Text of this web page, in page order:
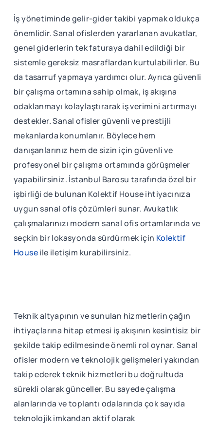
İş yönetiminde gelir-gider takibi yapmak oldukça
önemlidir. Sanal ofislerden yararlanan avukatlar,
genel giderlerin tek faturaya dahil edildiği bir
sistemle gereksiz masraflardan kurtulabilirler. Bu
da tasarruf yapmaya yardımcı olur. Ayrıca güvenli
bir çalışma ortamına sahip olmak, iş akışına
odaklanmayı kolaylaştırarak iş verimini artırmayı
destekler. Sanal ofisler güvenli ve prestijli
mekanlarda konumlanır. Böylece hem
danışanlarınız hem de sizin için güvenli ve
profesyonel bir çalışma ortamında görüşmeler
yapabilirsiniz. İstanbul Barosu tarafında özel bir
işbirliği de bulunan Kolektif House ihtiyacınıza
uygun sanal ofis çözümleri sunar. Avukatlık
çalışmalarınızı modern sanal ofis ortamlarında ve
seçkin bir lokasyonda sürdürmek için Kolektif
Houseile iletişim kurabilirsiniz.
Teknik altyapının ve sunulan hizmetlerin çağın
ihtiyaçlarına hitap etmesi iş akışının kesintisiz bir
şekilde takip edilmesinde önemli rol oynar. Sanal
ofisler modern ve teknolojik gelişmeleri yakından
takip ederek teknik hizmetleri bu doğrultuda
sürekli olarak günceller. Bu sayede çalışma
alanlarında ve toplantı odalarında çok sayıda
teknolojik imkandan aktif olarak